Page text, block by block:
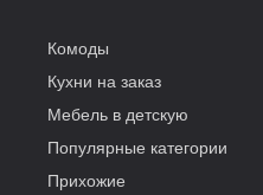
Комоды
Кухни на заказ
Мебель в детскую
Популярные категории
Прихожие